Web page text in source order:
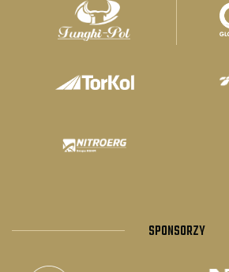
SPONSORZY